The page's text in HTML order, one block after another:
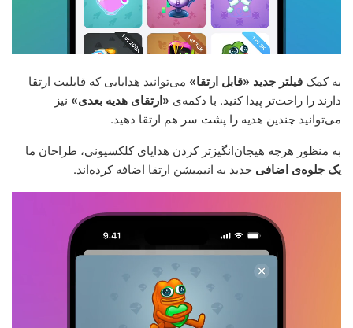
به کمک فیلتر جدید «قابل ارتقا» می‌توانید هدایایی که قابلیت ارتقا
دارند را راحت‌تر پیدا کنید. با دکمه‌ی «ارتقای هدیه بعدی» نیز
می‌توانید چندین هدیه را پشت سر هم ارتقا دهید.
به منظور هرچه هیجان‌انگیزتر کردن هدایای کلکسیونی، طراحان ما
یک جلوه‌ی اضافی جدید به انیمیشن ارتقا اضافه کرده‌اند.